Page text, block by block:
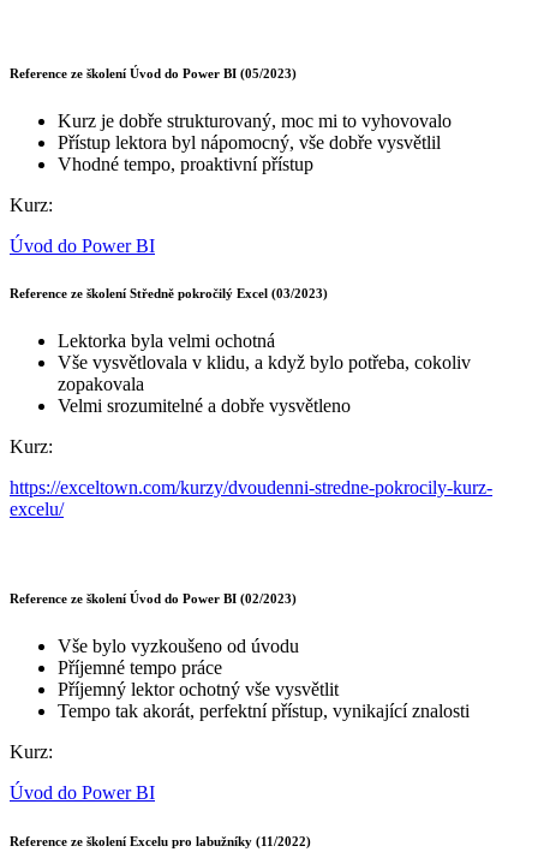
Reference ze školení Úvod do Power BI (05/2023)
Kurz je dobře strukturovaný, moc mi to vyhovovalo
Přístup lektora byl nápomocný, vše dobře vysvětlil
Vhodné tempo, proaktivní přístup
Kurz:
Úvod do Power BI
Reference ze školení Středně pokročilý Excel (03/2023)
Lektorka byla velmi ochotná
Vše vysvětlovala v klidu, a když bylo potřeba, cokoliv
zopakovala
Velmi srozumitelné a dobře vysvětleno
Kurz:
https://exceltown.com/kurzy/dvoudenni-stredne-pokrocily-kurz-
excelu/
Reference ze školení Úvod do Power BI (02/2023)
Vše bylo vyzkoušeno od úvodu
Příjemné tempo práce
Příjemný lektor ochotný vše vysvětlit
Tempo tak akorát, perfektní přístup, vynikající znalosti
Kurz:
Úvod do Power BI
Reference ze školení Excelu pro labužníky (11/2022)